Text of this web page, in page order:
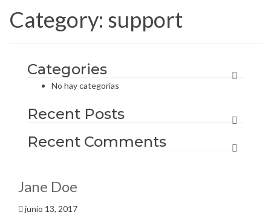
Category: support
Categories
No hay categorías
Recent Posts
Recent Comments
Jane Doe
junio 13, 2017